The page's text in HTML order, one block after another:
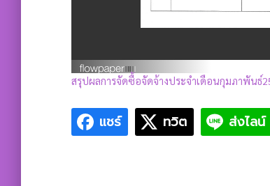
สรุปผลการจัดซื้อจัดจ้างประจำเดือนกุมภาพันธ์
แชร์ ทวิต ส่งไลน์